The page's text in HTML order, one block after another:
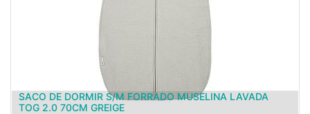
SACO DE DORMIR S/M FORRADO MUSELINA LAVADA
TOG 2.0 70CM GREIGE